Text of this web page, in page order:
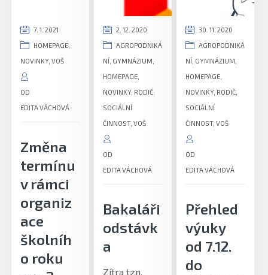
7. 1. 2021
HOMEPAGE
NOVINKY,VOŠ
OD
EDITA VÁCHOVÁ
Změna
termínu
v rámci
organiz
ace
školníh
o roku
2. 12. 2020
AGROPODNIKÁ
NÍ GYMNÁZIUM
HOMEPAGE
NOVINKY, RODIČ
SOCIÁLNÍ
ČINNOST,VOŠ
OD
EDITA VÁCHOVÁ
Bakaláři
odstávk
a
Zítra tzn.
30. 11. 2020
AGROPODNIKÁ
NÍ GYMNÁZIUM
HOMEPAGE
NOVINKY, RODIČ
SOCIÁLNÍ
ČINNOST,VOŠ
OD
EDITA VÁCHOVÁ
Přehled
výuky
od 7.12.
do